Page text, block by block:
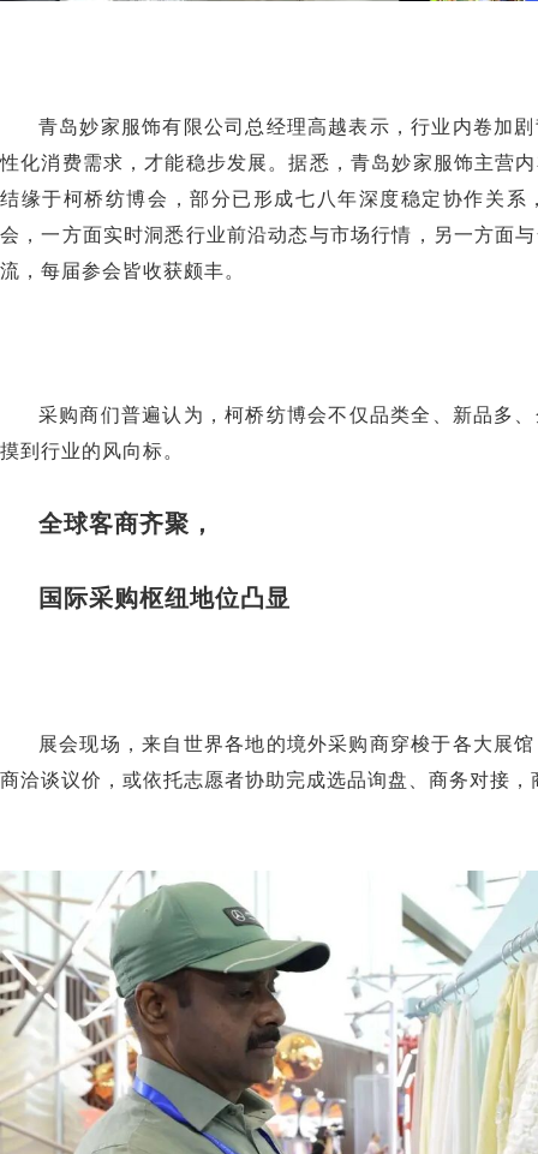
青岛妙家服饰有限公司总经理高越表示，行业内卷加
性化消费需求，才能稳步发展。据悉，青岛妙家服饰主营
结缘于柯桥纺博会，部分已形成七八年深度稳定协作关
会，一方面实时洞悉行业前沿动态与市场行情，另一方面
流，每届参会皆收获颇丰。
采购商们普遍认为，柯桥纺博会不仅品类全、新品多
摸到行业的风向标。
全球客商齐聚，
国际采购枢纽地位凸显
展会现场，来自世界各地的境外采购商穿梭于各大展
商洽谈议价，或依托志愿者协助完成选品询盘、商务对接